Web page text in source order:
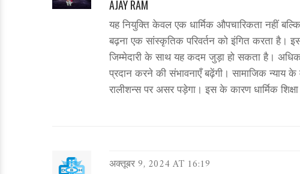
AJAY RAM
यह नियुक्ति केवल एक धार्मिक औपचारिकता नहीं
बढ़ना एक सांस्कृतिक परिवर्तन को इंगित करता है।
जिम्मेदारी के साथ यह कदम जुड़ा हो सकता है।
प्रदान करने की संभावनाएँ बढ़ेंगी। सामाजिक न्याय
रालीशन्स पर असर पड़ेगा। इस के कारण धार्मिक
अक्तूबर 9, 2024 AT 16:19